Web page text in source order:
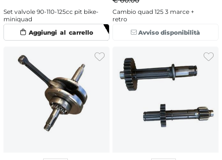
Set valvole 90-110-125cc pit bike-
miniquad
Cambio quad 125 3 marce +
retro
Avviso disponibilità